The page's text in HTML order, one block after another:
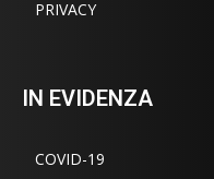
PRIVACY
IN EVIDENZA
COVID-19